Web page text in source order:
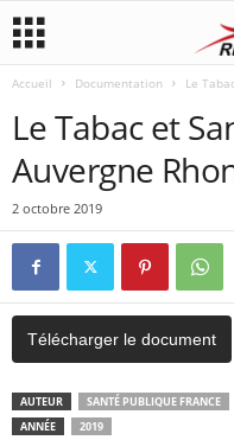
Accueil Documentation Le
Le Tabac et
Auvergne
2 octobre 2019
Télécharger le document
AUTEUR
SANTÉ PUBLIQUE FRANCE
ANNÉE
2019